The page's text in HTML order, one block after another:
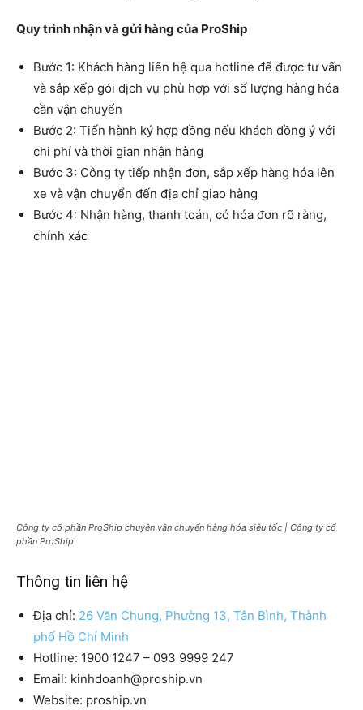
Quy trình nhận và gửi hàng của ProShip
Bước 1: Khách hàng liên hệ qua hotline để được tư vấn
và sắp xếp gói dịch vụ phù hợp với số lượng hàng hóa
cần vận chuyển
Bước 2: Tiến hành ký hợp đồng nếu khách đồng ý với
chi phí và thời gian nhận hàng
Bước 3: Công ty tiếp nhận đơn, sắp xếp hàng hóa lên
xe và vận chuyển đến địa chỉ giao hàng
Bước 4: Nhận hàng, thanh toán, có hóa đơn rõ ràng,
chính xác
Công ty cổ phần ProShip chuyên vận chuyển hàng hóa siêu tốc | Công ty cổ
phần ProShip
Thông tin liên hệ
Địa chỉ: 26 Văn Chung, Phường 13, Tân Bình, Thành
phố Hồ Chí Minh
Hotline: 1900 1247 – 093 9999 247
Email: kinhdoanh@proship.vn
Website: proship.vn